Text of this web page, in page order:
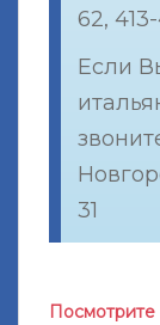
62,
Если
31
Посмотрите